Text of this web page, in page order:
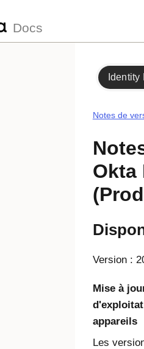
Docs
Identity
Notes de
Okta
Version :
Mise à
appareils
Les